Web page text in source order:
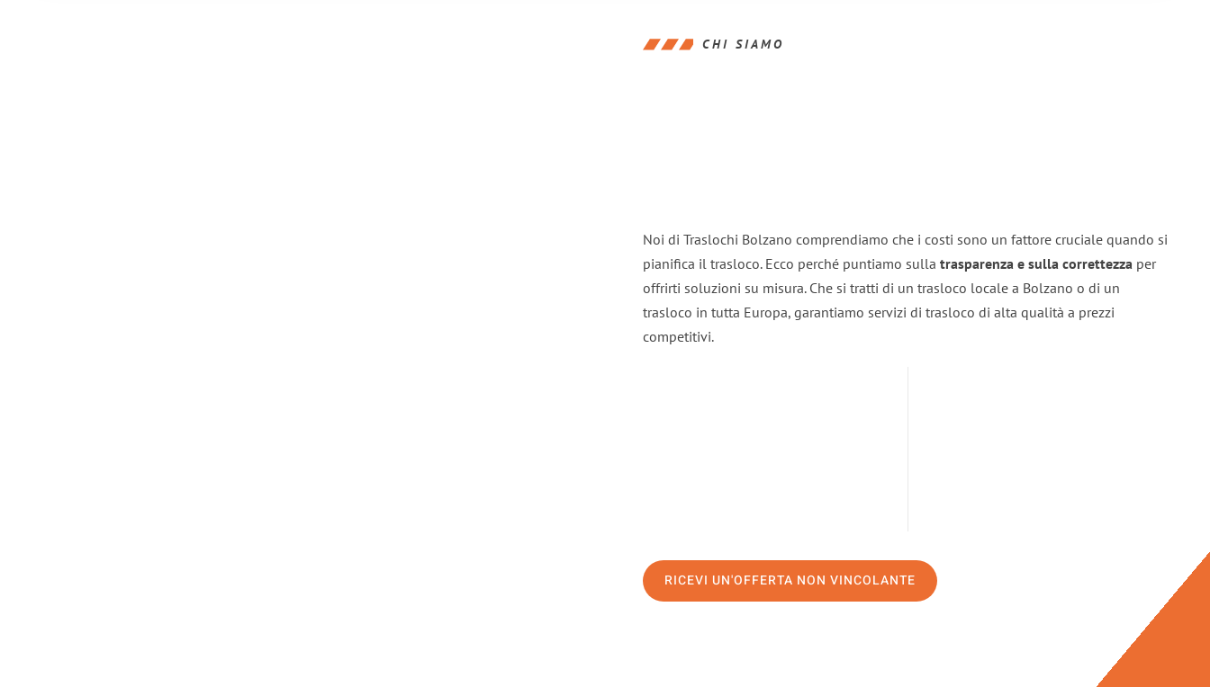
CHI SIAMO
Noi di Traslochi Bolzano comprendiamo che i costi sono un fattore cruciale quando si
pianifica il trasloco. Ecco perché puntiamo sulla trasparenza e sulla correttezza per
offrirti soluzioni su misura. Che si tratti di un trasloco locale a Bolzano o di un
trasloco in tutta Europa, garantiamo servizi di trasloco di alta qualità a prezzi
competitivi.
RICEVI UN'OFFERTA NON VINCOLANTE